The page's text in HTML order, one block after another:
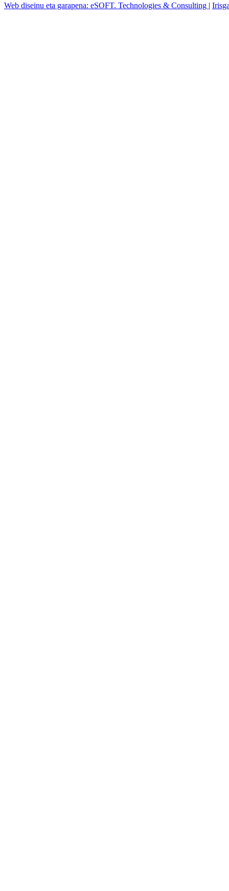
Web diseinu eta garapena: eSOFT. Technologies & Consulting |